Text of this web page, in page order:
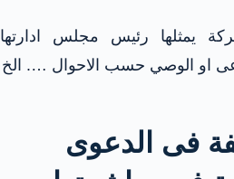
يمثلها رئيس مجلس ادارتها
او الوصي حسب الاحوال …. الخ
فى الدعوى